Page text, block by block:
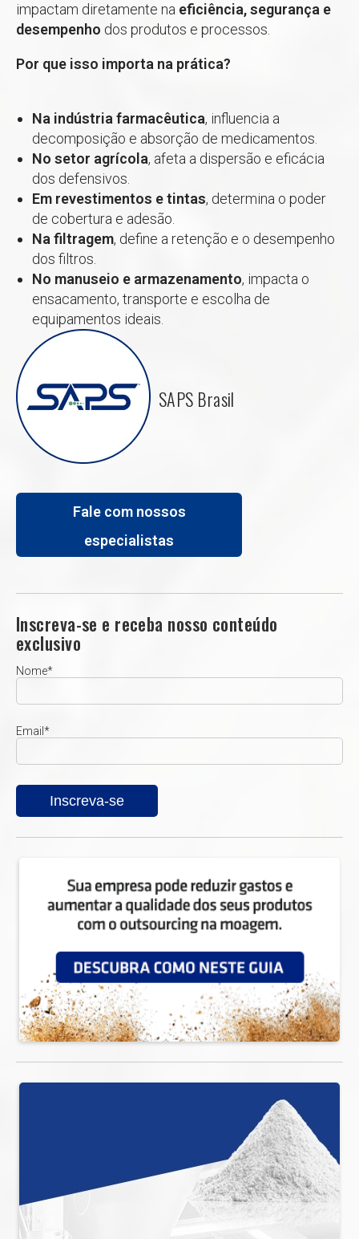
impactam diretamente na eficiência, segurança e
desempenho dos produtos e processos.
Por que isso importa na prática?
Na indústria farmacêutica, influencia a
decomposição e absorção de medicamentos.
No setor agrícola, afeta a dispersão e eficácia
dos defensivos.
Em revestimentos e tintas, determina o poder
de cobertura e adesão.
Na filtragem, define a retenção e o desempenho
dos filtros.
No manuseio e armazenamento, impacta o
ensacamento, transporte e escolha de
equipamentos ideais.
SAPS Brasil
Fale com nossos
especialistas
Inscreva-se e receba nosso conteúdo
exclusivo
Nome*
Email *